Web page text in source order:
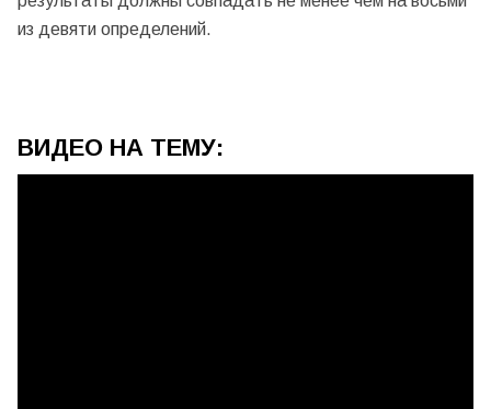
из девяти определений.
ВИДЕО НА ТЕМУ: